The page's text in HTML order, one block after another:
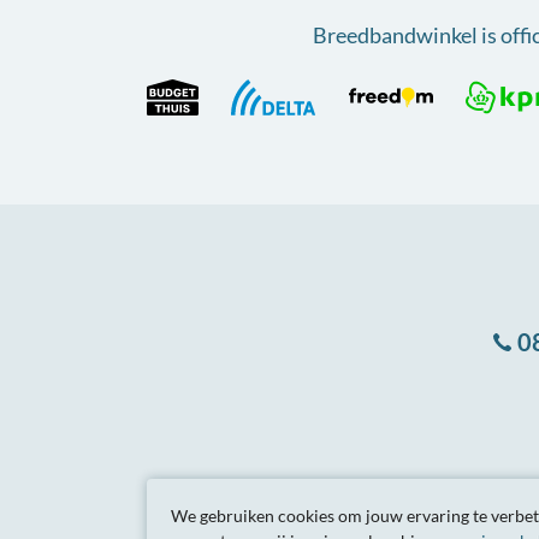
Breedbandwinkel is
Algemene
We gebruiken cookies om jouw ervaring te